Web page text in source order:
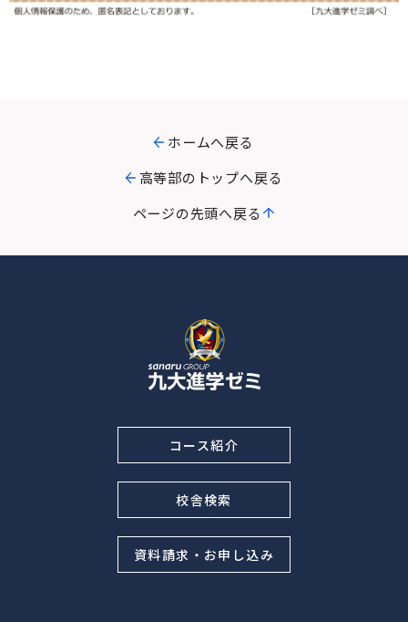
高等部のトップへ戻る
ホームへ戻る
ページの先頭へ戻る
コース紹介
校舎検索
資料請求・お申し込み